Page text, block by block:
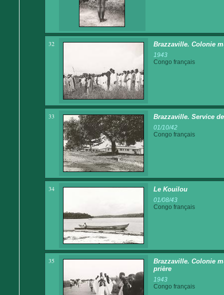
32 Brazzaville. Colonie
1943
Congo français
33 Brazzaville. Service
01/10/42
Congo français
34 Le Kouilou
01/08/43
Congo français
35
Brazzaville. Colonie
prière
1943
Congo français